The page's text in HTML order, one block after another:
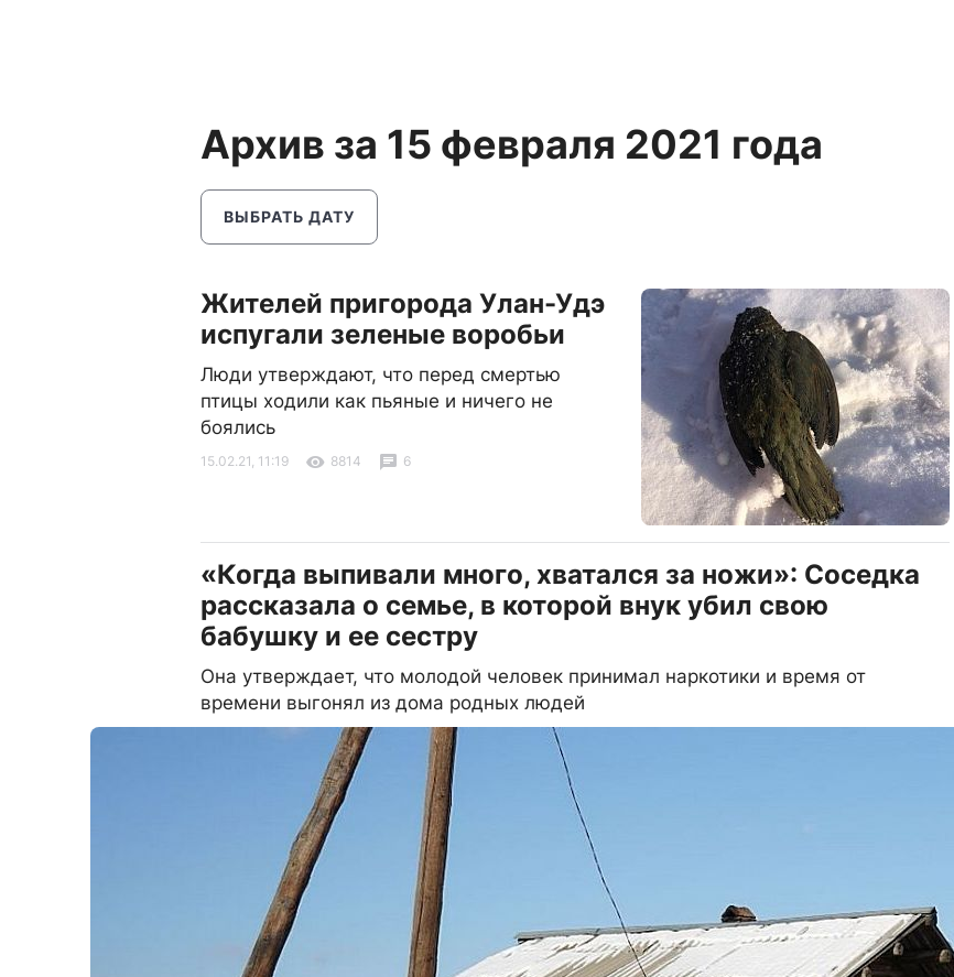
Архив за 15 февраля 2021 года
ВЫБРАТЬ ДАТУ
Жителей пригорода Улан-Удэ
испугали зеленые воробьи
Люди утверждают, что перед смертью
птицы ходили как пьяные и ничего не
боялись
15.02.21, 11:19 8814 6
«Когда выпивали много, хватался за ножи»: Соседка
рассказала о семье, в которой внук убил свою
бабушку и ее сестру
Она утверждает, что молодой человек принимал наркотики и время от
времени выгонял из дома родных людей